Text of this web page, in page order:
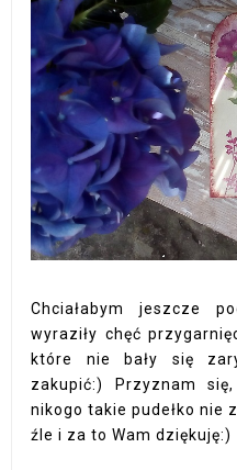
Chciałabym jeszcze
wyraziły chęć
które nie bały się
zakupić:) Przyznam
nikogo takie pudełko nie
źle i za to Wam dziękuję:)